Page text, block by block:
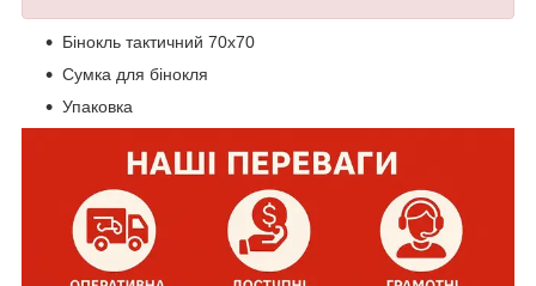
Бінокль тактичний 70х70
Сумка для бінокля
Упаковка